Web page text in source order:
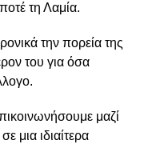
τη Λαμία.
την πορεία της
του για όσα
μαζί
μια ιδιαίτερα